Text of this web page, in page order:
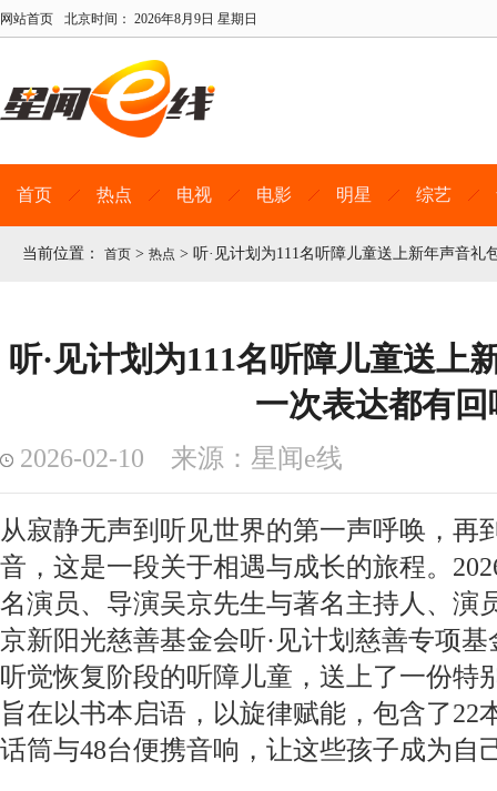
网站首页 北京时间： 2026年8月9日 星期日
首页 热点 电视 电影 明星 综艺
当前位置： 首页 > 热点 > 听·见计划为111名听障儿童送上新年声音礼
听·见计划为111名听障儿童送上
一次表达都有回
2026-02-10 来源：星闻e线
从寂静无声到听见世界的第一声呼唤，再
音，这是一段关于相遇与成长的旅程。
名演员、导演吴京先生与著名主持人、演
京新阳光慈善基金会听·见计划慈善专项
听觉恢复阶段的听障儿童，送上了一份特
旨在以书本启语，以旋律赋能，包含了22
话筒与48台便携音响，让这些孩子成为自